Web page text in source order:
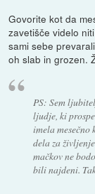
Govorite kot da
zavetišče videlo
sami sebe
oh slab in grozen.
PS: Sem
ljudje, ki
imela mesečno
dela za
mačkov ne
bili najdeni.